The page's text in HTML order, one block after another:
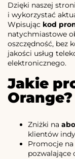
Dzięki naszej
i wykorzystać
Wpisując kod
natychmiastowe
oszczędność, bez
jakości usług
elektronicznego.
Jakie
Orange?
Zniżki na
klientów
Promocje na
pozwalające